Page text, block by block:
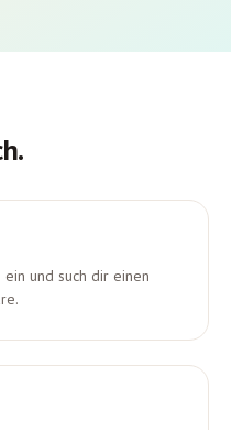
und such dir einen